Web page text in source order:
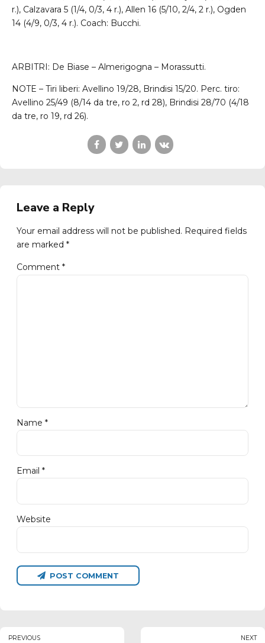
r.), Calzavara 5 (1/4, 0/3, 4 r.), Allen 16 (5/10, 2/4, 2 r.), Ogden
14 (4/9, 0/3, 4 r.). Coach: Bucchi.
ARBITRI: De Biase – Almerigogna – Morassutti.
NOTE – Tiri liberi: Avellino 19/28, Brindisi 15/20. Perc. tiro:
Avellino 25/49 (8/14 da tre, ro 2, rd 28), Brindisi 28/70 (4/18
da tre, ro 19, rd 26).
Leave a Reply
Your email address will not be published. Required fields
are marked *
Comment *
Name *
Email *
Website
POST COMMENT
PREVIOUS NEXT